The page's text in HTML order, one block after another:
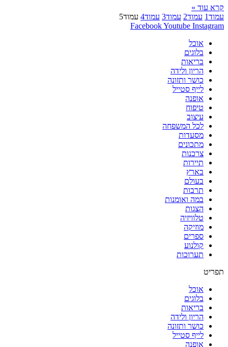
קרא עוד »
עמוד1 עמוד2 עמוד3 עמוד4 עמוד5
FacebookYoutube Instagram
אוכל
בלוגים
בריאות
הריון ולידה
כושר ותזונה
לייף סטייל
אופנה
טיפוח
עיצוב
לכל המשפחה
מסעדות
מתכונים
צרכנות
תיירות
בארץ
בעולם
תרבות
במה ואומנות
הצגות
טלוויזיה
מוזיקה
ספרים
קולנוע
תערוכות
תפריט
אוכל
בלוגים
בריאות
הריון ולידה
כושר ותזונה
לייף סטייל
אופנה